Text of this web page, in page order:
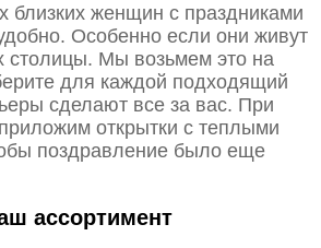
близких женщин с праздниками
Особенно если они живут
столицы. Мы возьмем это на
для каждой подходящий
сделают все за вас. При
открытки с теплыми
поздравление было еще
ассортимент